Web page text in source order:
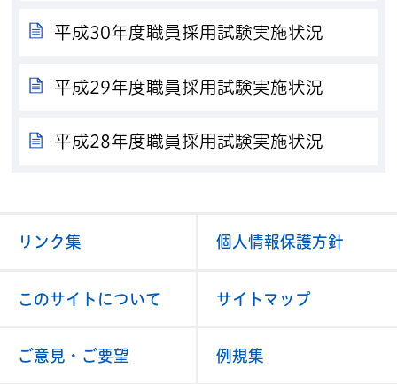
平成30年度職員採用試験実施状況
平成29年度職員採用試験実施状況
平成28年度職員採用試験実施状況
リンク集 個人情報保護方針
このサイトについて サイトマップ
ご意見・ご要望 例規集